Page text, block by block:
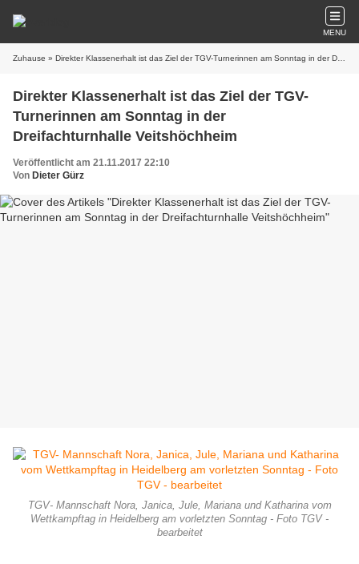
MENU
Zuhause » Direkter Klassenerhalt ist das Ziel der TGV-Turnerinnen am Sonntag in der Dreifachturnhalle Veitshöchheim
Direkter Klassenerhalt ist das Ziel der TGV-
Turnerinnen am Sonntag in der
Dreifachturnhalle Veitshöchheim
Veröffentlicht am 21.11.2017 22:10
Von Dieter Gürz
TGV- Mannschaft Nora, Janica, Jule, Mariana und Katharina vom
Wettkampftag in Heidelberg am vorletzten Sonntag - Foto TGV -
bearbeitet